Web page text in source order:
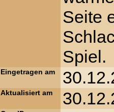
Seite
Spiel.
Eingetragen am
Aktualisiert am